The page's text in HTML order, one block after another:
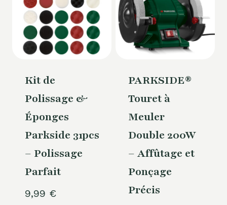
Kit de
Polissage &
Éponges
Parkside 31pcs
– Polissage
Parfait
9,99 €
PARKSIDE®
Touret à
Meuler
Double 200W
– Affûtage et
Ponçage
Précis